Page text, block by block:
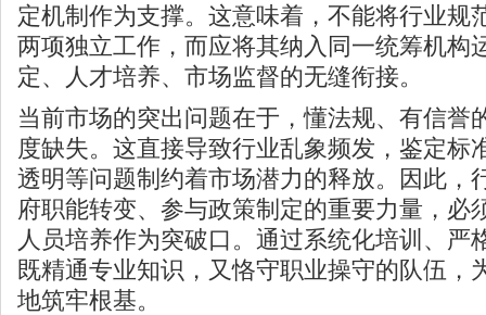
定机制作为支撑。这意味着，不能将行业规
两项独立工作，而应将其纳入同一统筹机构
定、人才培养、市场监督的无缝衔接。
当前市场的突出问题在于，懂法规、有信誉
度缺失。这直接导致行业乱象频发，鉴定标
透明等问题制约着市场潜力的释放。因此，
府职能转变、参与政策制定的重要力量，必
人员培养作为突破口。通过系统化培训、严
既精通专业知识，又恪守职业操守的队伍，
地筑牢根基。